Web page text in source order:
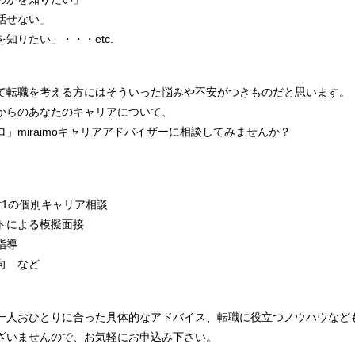
ない」
知りたい」・・・etc.
職を考える方にはそういった悩みや不安がつきものだと思います。
のあなたのキャリアについて、
miraimoキャリアアドバイザーに相談してみませんか？
の個別キャリア相談
による模擬面接
導
など
おひとりに合った具体的なアドバイス、転職に役立つノウハウなど
ませんので、お気軽にお申込み下さい。